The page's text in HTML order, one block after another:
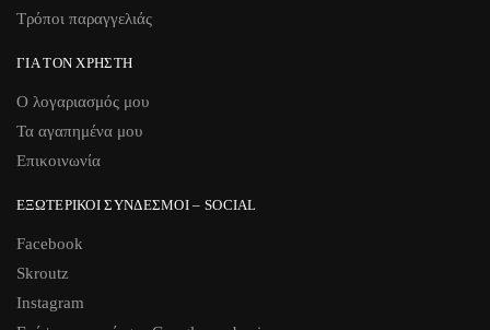
Τρόποι παραγγελιάς
ΓΙΑ ΤΟΝ ΧΡΉΣΤΗ
Ο λογαριασμός μου
Τα αγαπημένα μου
Επικοινωνία
ΕΞΩΤΕΡΙΚΟΊ ΣΎΝΔΕΣΜΟΙ – SOCIAL
Facebook
Skroutz
Instagram